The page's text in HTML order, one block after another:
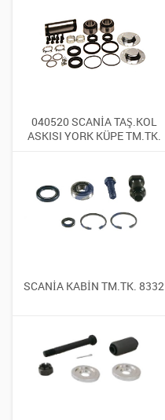
040520 SCANİA TAŞ.KOL
ASKISI YORK KÜPE TM.TK.
SCANİA KABİN TM.TK. 8332